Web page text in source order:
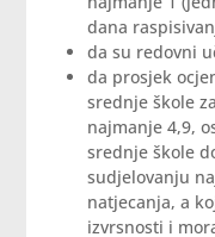
dana
da su redovni
da prosjek
srednje škole
najmanje 4,9,
srednje škole
sudjelovanju
natjecanja, a
izvrsnosti i